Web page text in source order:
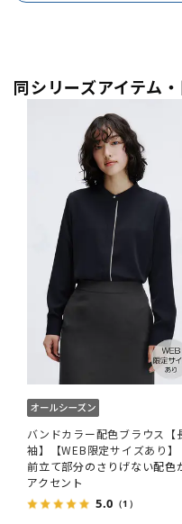
同シリーズアイテム
バンドカラー配色ブラウス【
袖】【WEB限定サイズあり】
前立て部分のさりげない配色
アクセント
5.0 （1）